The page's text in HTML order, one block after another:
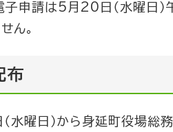
請は5月20日（水曜日）
ん。
布
曜日）から身延町役場総務